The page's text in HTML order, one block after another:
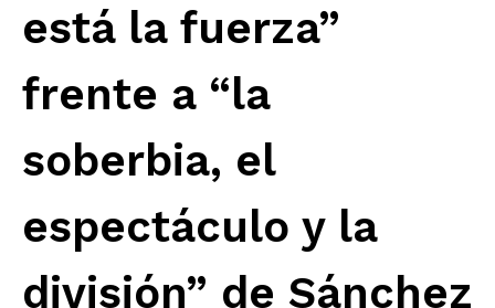
está la fuerza”
frente a “la
soberbia, el
espectáculo y la
división” de Sánchez